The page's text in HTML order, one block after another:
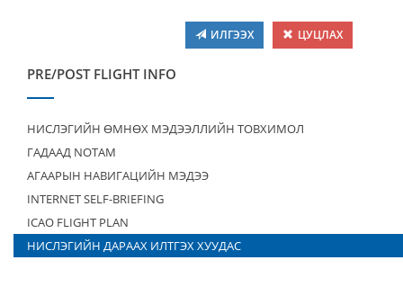
ИЛГЭЭХ ЦУЦЛАХ
PRE/POST FLIGHT INFO
НИСЛЭГИЙН ӨМНӨХ МЭДЭЭЛЛИЙН ТОВХИМОЛ
ГАДААД NOTAM
АГААРЫН НАВИГАЦИЙН МЭДЭЭ
INTERNET SELF-BRIEFING
ICAO FLIGHT PLAN
НИСЛЭГИЙН ДАРААХ ИЛТГЭХ ХУУДАС